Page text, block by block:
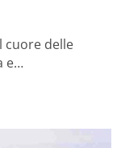
cuore delle
e…